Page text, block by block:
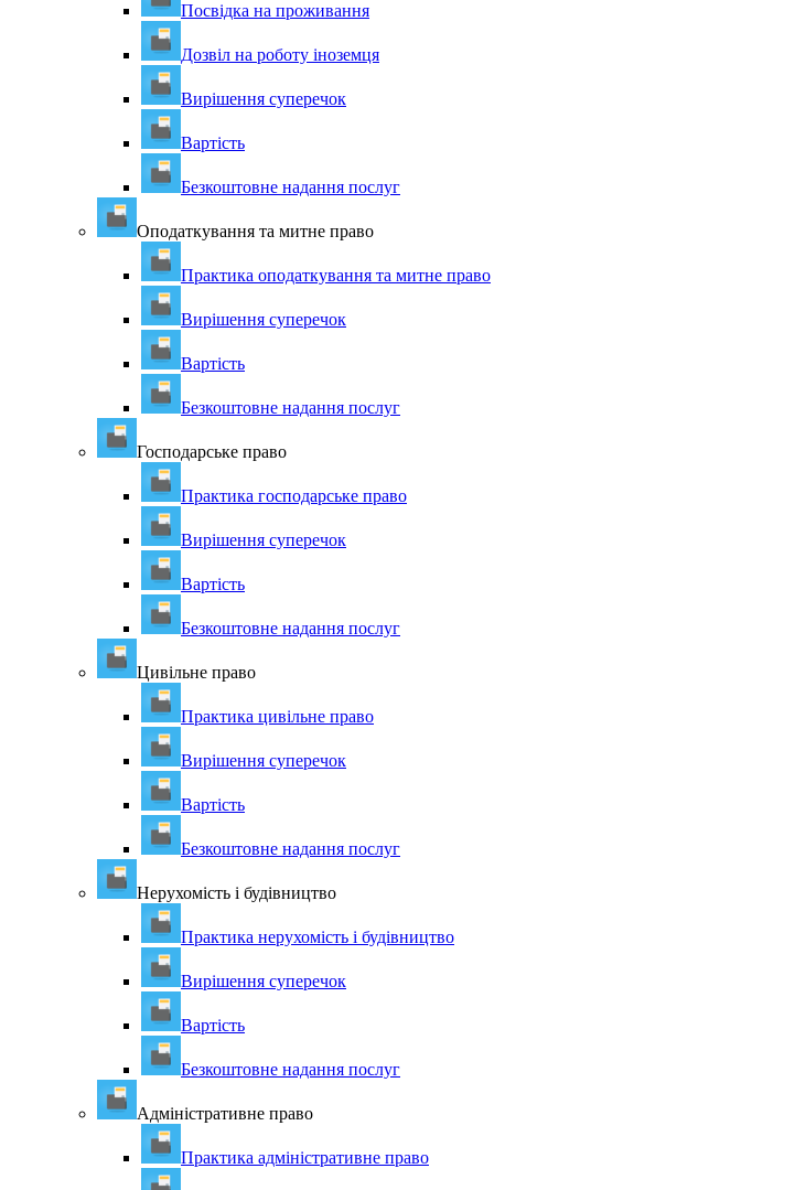
Посвідка на проживання
Дозвіл на роботу іноземця
Вирішення суперечок
Вартість
Безкоштовне надання послуг
Оподаткування та митне право
Практика оподаткування та митне право
Вирішення суперечок
Вартість
Безкоштовне надання послуг
Господарське право
Практика господарське право
Вирішення суперечок
Вартість
Безкоштовне надання послуг
Цивільне право
Практика цивільне право
Вирішення суперечок
Вартість
Безкоштовне надання послуг
Нерухомість і будівництво
Практика нерухомість і будівництво
Вирішення суперечок
Вартість
Безкоштовне надання послуг
Адміністративне право
Практика адміністративне право